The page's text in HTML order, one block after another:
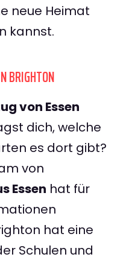
neue Heimat
kannst.
BRIGHTON
von Essen
dich, welche
es dort gibt?
von
Essen hat für
hat eine
Schulen und